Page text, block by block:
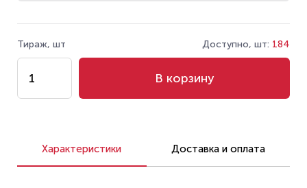
Тираж, шт Доступно, шт: 184
В корзину
Характеристики Доставка и оплата